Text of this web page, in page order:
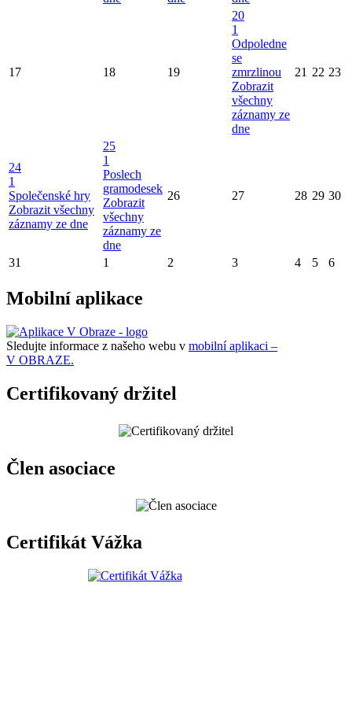
17 18 19
20
1
Odpoledne
se
zmrzlinou
Zobrazit
všechny
záznamy ze
dne
21 22 23
24
1
Společenské hry
Zobrazit všechny
záznamy ze dne
25
1
Poslech
gramodesek
Zobrazit
všechny
záznamy ze
dne
26 27 28 29 30
31 1 2 3 4 5 6
Mobilní aplikace
Sledujte informace z našeho webu v mobilní aplikaci –
V OBRAZE.
Certifikovaný držitel
Člen asociace
Certifikát Vážka